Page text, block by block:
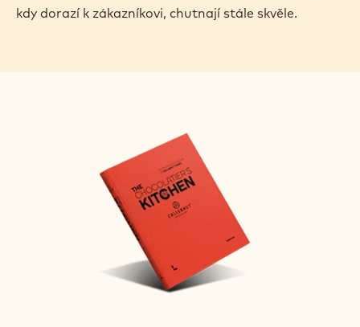
kdy dorazí k zákazníkovi, chutnají stále skvěle.